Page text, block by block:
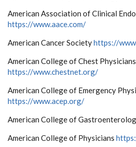
American Association of Clinical
https://www.aace.com/
American Cancer Societyhttps://
American College of Chest Physicians
https://www.chestnet.org/
American College of Emergency
https://www.acep.org/
American College of
American College of Physicians